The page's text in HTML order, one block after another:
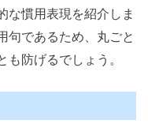
な慣用表現を紹介しま
句であるため、丸ごと
も防げるでしょう。